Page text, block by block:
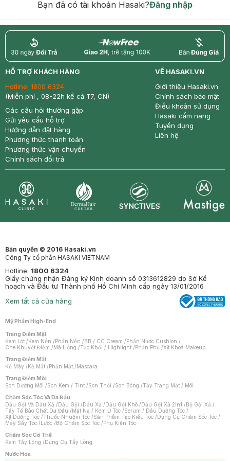
Bạn đã có tài khoản Hasaki?Đăng nhập
return nowfree price
HỖ TRỢ KHÁCH HÀNG
Hotline: 1800 6324
(Miễn phí , 08-22h kể cả T7, CN)
Các câu hỏi thường gặp
Gửi yêu cầu hỗ trợ
Hướng dẫn đặt hàng
Phương thức thanh toán
Phương thức vận chuyển
Chính sách đổi trả
VỀ HASAKI.VN
Giới thiệu Hasaki.vn
Chính sách bảo mật
Điều khoản sử dụng
Hasaki cẩm nang
Tuyển dụng
Liên hệ
Bản quyền © 2016 Hasaki.vn
Công Ty cổ phần HASAKI VIETNAM
Hotline: 1800 6324
Giấy chứng nhận Đăng ký Kinh doanh số 0313612829 do Sở Kế
hoạch và Đầu tư Thành phố Hồ Chí Minh cấp ngày 13/01/2016
Xem tất cả cửa hàng
Mỹ Phẩm High-End
Trang Điểm Mặt
Kem Lót /Kem Nền /Phấn Nền /BB / CC Cream /Phấn Nước Cushion /
Che Khuyết Điểm /Má Hồng /Tạo Khối / Highlight /Phấn Phủ /Xịt Khoá Makeup
Trang Điểm Mắt
Kẻ Mày /Kẻ Mắt /Phấn Mắt /Mascara
Trang Điểm Môi
Son Dưỡng Môi /Son Kem / Tint /Son Thỏi /Son Bóng /Tẩy Trang Mắt / Môi
Chăm Sóc Tóc Và Da Đầu
Dầu Gội Và Dầu Xả /Dầu Gội /Dầu Xả /Dầu Gội Khô /Dầu Gội Xả 2in1 /Bộ Gội Xả /
Tẩy Tế Bào Chết Da Đầu /Mặt Nạ / Kem Ủ Tóc /Serum / Dầu Dưỡng Tóc /
Xịt Dưỡng Tóc /Thuốc Nhuộm Tóc /Sản Phẩm Tạo Kiểu Tóc /Dụng Cụ Chăm Sóc Tóc /
Máy Sấy Tóc /Lược /Bộ Chăm Sóc Tóc /Phụ Kiện Tóc
Chăm Sóc Cơ Thể
Kem Tẩy Lông /Dụng Cụ Tẩy Lông
Nước Hoa